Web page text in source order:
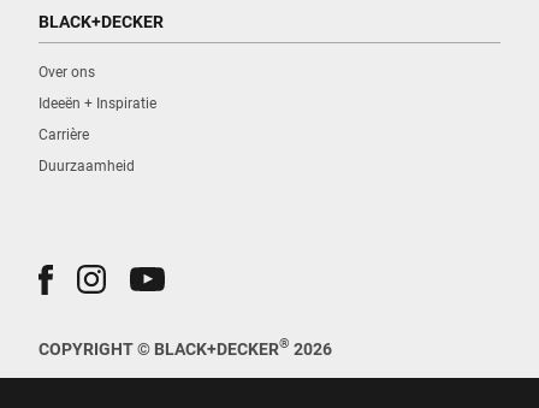
BLACK+DECKER
Over ons
Ideeën + Inspiratie
Carrière
Duurzaamheid
COPYRIGHT © BLACK+DECKER® 2026